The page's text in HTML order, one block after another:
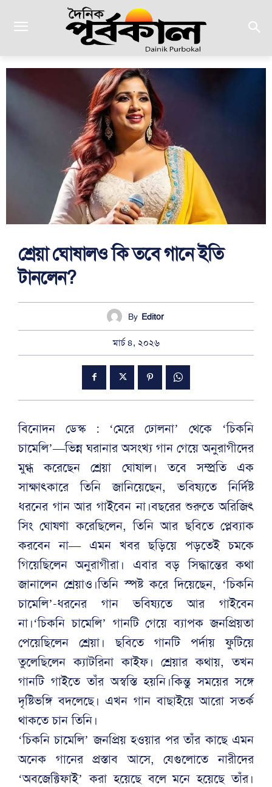
শ্রেয়া ঘোষালও কি তবে গানে ইতি
টানলেন?
By Editor
মার্চ ৪, ২০২৬
বিনোদন ডেস্ক : ‘মেরে ঢোলনা’ থেকে ‘চিকনি
চামেলি’—ভিন্ন ঘরানার অসংখ্য গান গেয়ে অনুরাগীদের
মুগ্ধ করেছেন শ্রেয়া ঘোষাল। তবে সম্প্রতি এক
সাক্ষাৎকারে তিনি জানিয়েছেন, ভবিষ্যতে নির্দিষ্ট
ধরনের গান আর গাইবেন না।বছরের শুরুতে অরিজিৎ
সিং ঘোষণা করেছিলেন, তিনি আর ছবিতে প্লেব্যাক
করবেন না— এমন খবর ছড়িয়ে পড়তেই চমকে
গিয়েছিলেন অনুরাগীরা। এবার বড় সিদ্ধান্তের কথা
জানালেন শ্রেয়াও।তিনি স্পষ্ট করে দিয়েছেন, ‘চিকনি
চামেলি’-ধরনের গান ভবিষ্যতে আর গাইবেন
না।‘চিকনি চামেলি’ গানটি গেয়ে ব্যাপক জনপ্রিয়তা
পেয়েছিলেন শ্রেয়া। ছবিতে গানটি পর্দায় ফুটিয়ে
তুলেছিলেন ক্যাটরিনা কাইফ। শ্রেয়ার কথায়, তখন
গানটি গাইতে তাঁর অস্বস্তি হয়নি।কিন্তু সময়ের সঙ্গে
দৃষ্টিভঙ্গি বদলেছে। এখন গান বাছাইয়ে আরো সতর্ক
থাকতে চান তিনি।
‘চিকনি চামেলি’ জনপ্রিয় হওয়ার পর তাঁর কাছে এমন
অনেক গানের প্রস্তাব আসে, যেগুলোতে নারীদের
‘অবজেক্টিফাই’ করা হয়েছে বলে মনে হয়েছে তাঁর।